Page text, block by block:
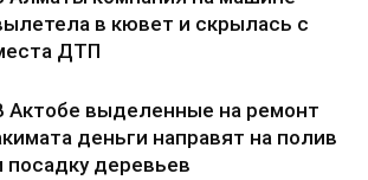
в кювет и скрылась с
ДТП
Актобе выделенные на ремонт
деньги направят на полив
посадку деревьев